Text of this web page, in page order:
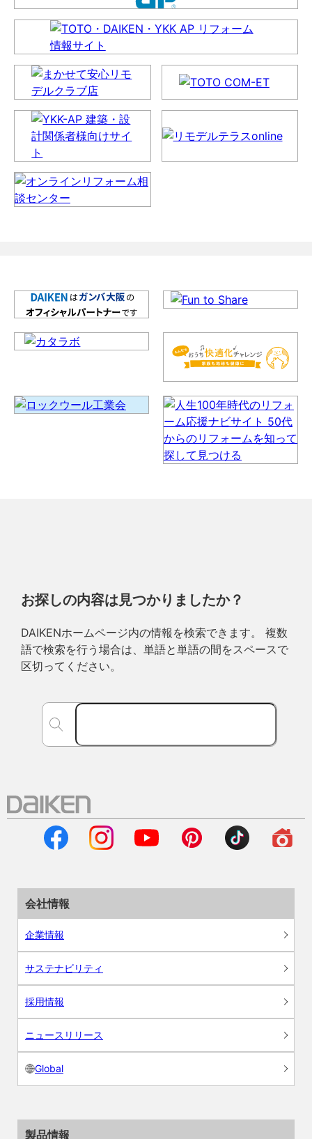
お探しの内容は見つかりましたか？
DAIKENホームページ内の情報を検索できます。 複数
語で検索を行う場合は、単語と単語の間をスペースで
区切ってください。
会社情報
企業情報
サステナビリティ
採用情報
ニュースリリース
Global
製品情報